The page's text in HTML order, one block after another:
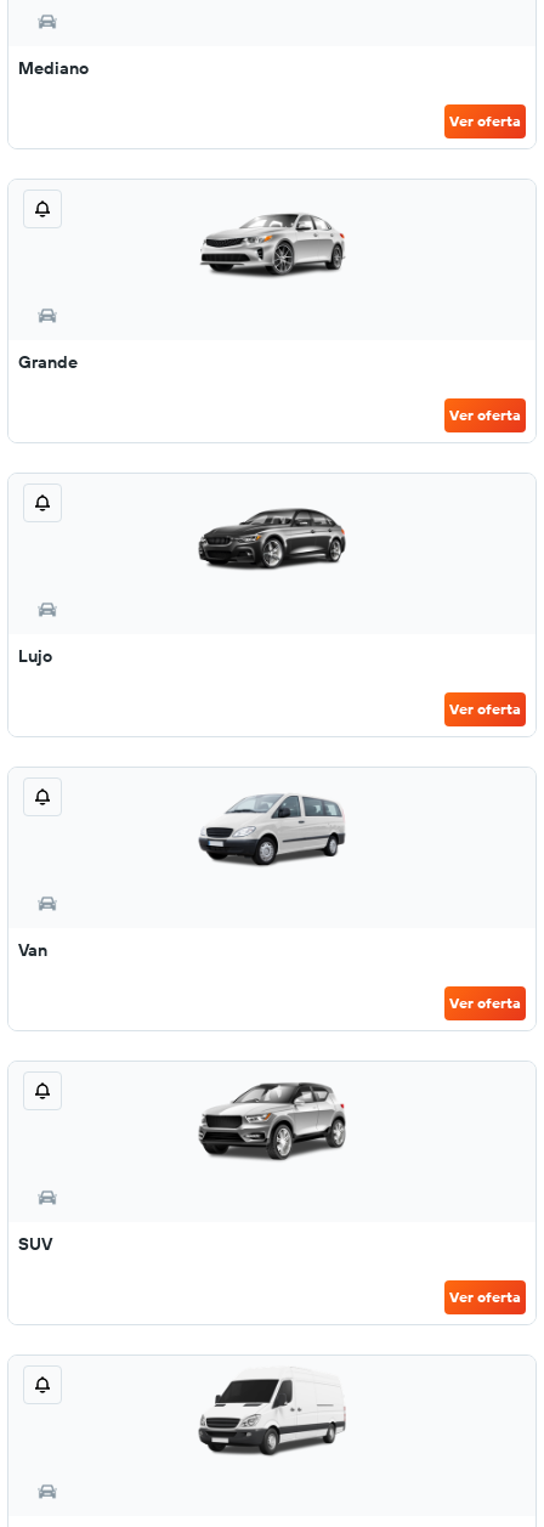
Mediano
Ver oferta
Grande
Ver oferta
Lujo
Ver oferta
Van
Ver oferta
SUV
Ver oferta